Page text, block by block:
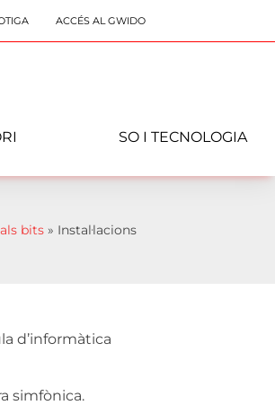
ACCÉS AL GWIDO
SO I TECNOLOGIA
bits » Instal·lacions
d’informàtica
simfònica.